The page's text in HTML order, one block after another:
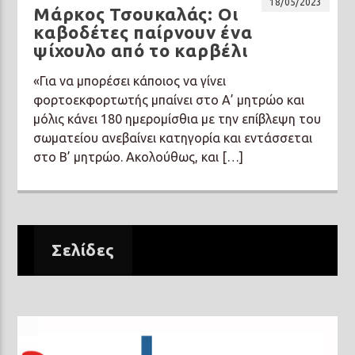
Μάρκος Τσουκαλάς: Οι
καβοδέτες παίρνουν ένα
ψίχουλο από το καρβέλι
«Για να μπορέσει κάποιος να γίνει
φορτοεκφορτωτής μπαίνει στο Α’ μητρώο και
μόλις κάνει 180 ημερομίσθια με την επίβλεψη του
σωματείου ανεβαίνει κατηγορία και εντάσσεται
στο Β’ μητρώο. Ακολούθως, και […]
Σελίδες